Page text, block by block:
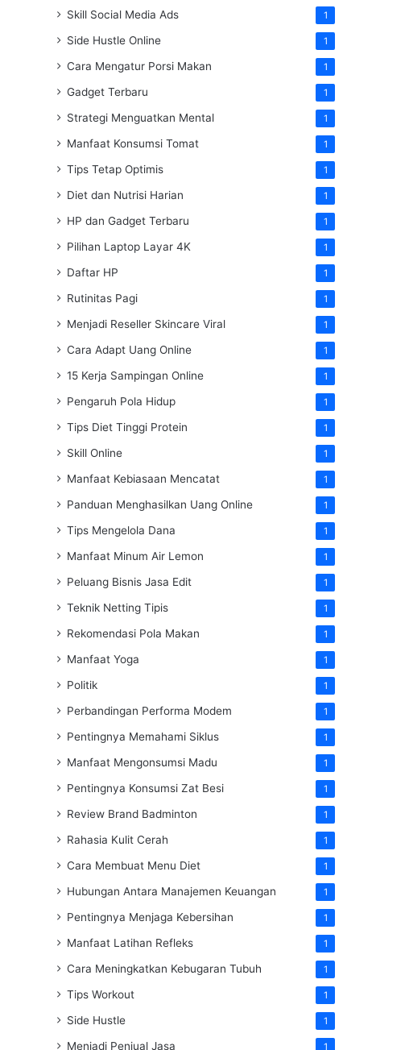
Skill Social Media Ads 1
Side Hustle Online 1
Cara Mengatur Porsi Makan 1
Gadget Terbaru 1
Strategi Menguatkan Mental 1
Manfaat Konsumsi Tomat 1
Tips Tetap Optimis 1
Diet dan Nutrisi Harian 1
HP dan Gadget Terbaru 1
Pilihan Laptop Layar 4K 1
Daftar HP 1
Rutinitas Pagi 1
Menjadi Reseller Skincare Viral 1
Cara Adapt Uang Online 1
15 Kerja Sampingan Online 1
Pengaruh Pola Hidup 1
Tips Diet Tinggi Protein 1
Skill Online 1
Manfaat Kebiasaan Mencatat 1
Panduan Menghasilkan Uang Online 1
Tips Mengelola Dana 1
Manfaat Minum Air Lemon 1
Peluang Bisnis Jasa Edit 1
Teknik Netting Tipis 1
Rekomendasi Pola Makan 1
Manfaat Yoga 1
Politik 1
Perbandingan Performa Modem 1
Pentingnya Memahami Siklus 1
Manfaat Mengonsumsi Madu 1
Pentingnya Konsumsi Zat Besi 1
Review Brand Badminton 1
Rahasia Kulit Cerah 1
Cara Membuat Menu Diet 1
Hubungan Antara Manajemen Keuangan 1
Pentingnya Menjaga Kebersihan 1
Manfaat Latihan Refleks 1
Cara Meningkatkan Kebugaran Tubuh 1
Tips Workout 1
Side Hustle 1
Menjadi Penjual Jasa 1